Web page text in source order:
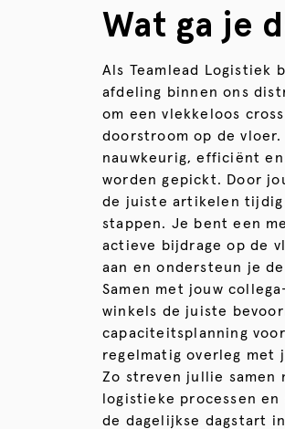
Wat ga je
Als Teamlead Logistiek
afdeling binnen ons
om een vlekkeloos
doorstroom op de
nauwkeurig, efficiënt
worden gepickt. Door
de juiste artikelen tijdig
stappen. Je bent een
actieve bijdrage op de
aan en ondersteun je
Samen met jouw
winkels de juiste
capaciteitsplanning
regelmatig overleg met
Zo streven jullie samen
logistieke processen
de dagelijkse dagstart